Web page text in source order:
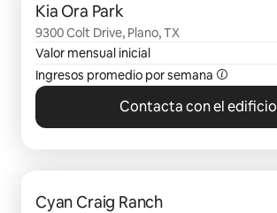
Kia Ora Park
9300 Colt Drive, Plano, TX
Valor mensual inicial
Ingresos promedio por semana
Contacta con el edificio
Cyan Craig Ranch